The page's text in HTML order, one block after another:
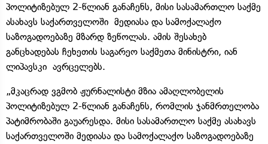
პოლიტიზებულ 2-წლიან განაჩენს, მისი სასამართლო საქმე
ასახავს საქართველოში მედიასა და სამოქალაქო
საზოგადოებაზე მზარდ ზეწოლას. ამის შესახებ
განცხადებას ჩეხეთის საგარეო საქმეთა მინისტრი, იან
ლიპავსკი ავრცელებს.
„მკაცრად ვგმობ ჟურნალისტი მზია ამაღლობელის
პოლიტიზებულ 2-წლიან განაჩენს, რომლის ჯანმრთელობა
პატიმრობაში გაუარესდა. მისი სასამართლო საქმე ასახავს
საქართველოში მედიასა და სამოქალაქო საზოგადოებაზე